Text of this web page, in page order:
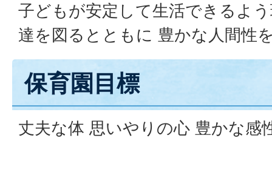
子どもが安定して生活できるよ
達を図るとともに 豊かな人間性
保育園目標
丈夫な体 思いやりの心 豊かな感